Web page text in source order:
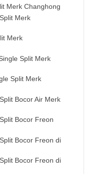
Merk Changhong
Merk
Merk
Split Merk
Split Merk
Bocor Air Merk
Bocor Freon
Bocor Freon di
Bocor Freon di